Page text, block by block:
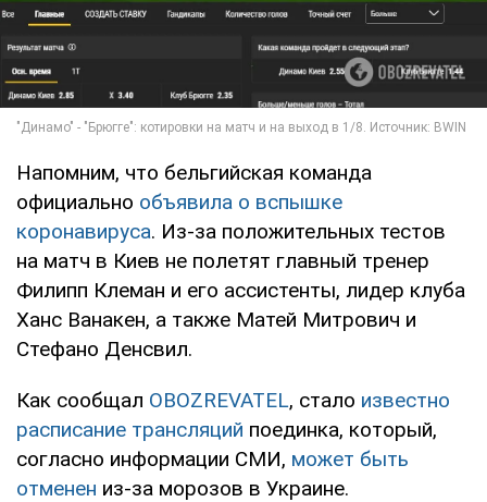
Напомним, что бельгийская команда
официально объявила о вспышке
коронавируса. Из-за положительных тестов
на матч в Киев не полетят главный тренер
Филипп Клеман и его ассистенты, лидер клуба
Ханс Ванакен, а также Матей Митрович и
Стефано Денсвил.
Как сообщал OBOZREVATEL, стало известно
расписание трансляций поединка, который,
согласно информации СМИ, может быть
отменен из-за морозов в Украине.